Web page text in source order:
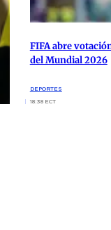
FIFA abre
del Mundial 2026
DEPORTES
18:38 ECT